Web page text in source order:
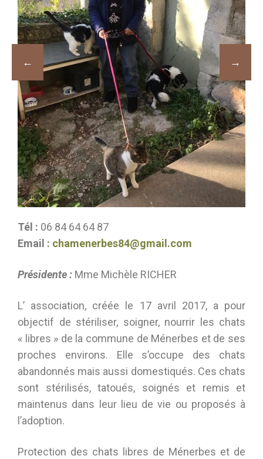
Tél : 06 84 64 64 87
Email : chamenerbes84@gmail.com
Présidente : Mme Michèle RICHER
L’ association, créée le 17 avril 2017, a pour
objectif de stériliser, soigner, nourrir les chats
« libres » de la commune de Ménerbes et de ses
proches environs. Elle s’occupe des chats
abandonnés mais aussi domestiqués. Ces chats
sont stérilisés, tatoués, soignés et remis et
maintenus dans leur lieu de vie ou proposés à
l’adoption.
Protection des chats libres de Ménerbes et de